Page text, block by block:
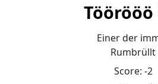
Töörööö
Einer der
Rumbrüllt
Score: -2